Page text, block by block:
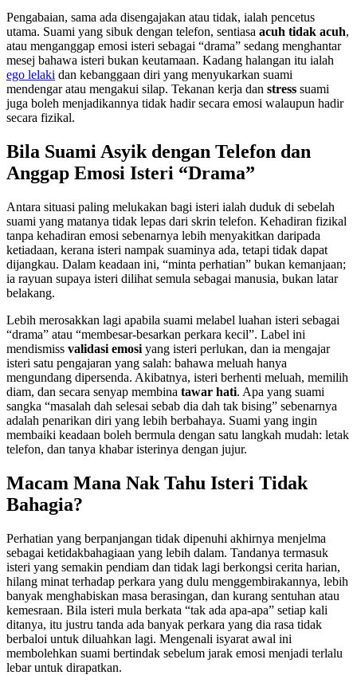
Pengabaian, sama ada disengajakan atau tidak, ialah pencetus
utama. Suami yang sibuk dengan telefon, sentiasa acuh tidak acuh,
atau menganggap emosi isteri sebagai “drama” sedang menghantar
mesej bahawa isteri bukan keutamaan. Kadang halangan itu ialah
ego lelaki dan kebanggaan diri yang menyukarkan suami
mendengar atau mengakui silap. Tekanan kerja dan stress suami
juga boleh menjadikannya tidak hadir secara emosi walaupun hadir
secara fizikal.
Bila Suami Asyik dengan Telefon dan
Anggap Emosi Isteri “Drama”
Antara situasi paling melukakan bagi isteri ialah duduk di sebelah
suami yang matanya tidak lepas dari skrin telefon. Kehadiran fizikal
tanpa kehadiran emosi sebenarnya lebih menyakitkan daripada
ketiadaan, kerana isteri nampak suaminya ada, tetapi tidak dapat
dijangkau. Dalam keadaan ini, “minta perhatian” bukan kemanjaan;
ia rayuan supaya isteri dilihat semula sebagai manusia, bukan latar
belakang.
Lebih merosakkan lagi apabila suami melabel luahan isteri sebagai
“drama” atau “membesar-besarkan perkara kecil”. Label ini
mendismiss validasi emosi yang isteri perlukan, dan ia mengajar
isteri satu pengajaran yang salah: bahawa meluah hanya
mengundang dipersenda. Akibatnya, isteri berhenti meluah, memilih
diam, dan secara senyap membina tawar hati. Apa yang suami
sangka “masalah dah selesai sebab dia dah tak bising” sebenarnya
adalah penarikan diri yang lebih berbahaya. Suami yang ingin
membaiki keadaan boleh bermula dengan satu langkah mudah: letak
telefon, dan tanya khabar isterinya dengan jujur.
Macam Mana Nak Tahu Isteri Tidak
Bahagia?
Perhatian yang berpanjangan tidak dipenuhi akhirnya menjelma
sebagai ketidakbahagiaan yang lebih dalam. Tandanya termasuk
isteri yang semakin pendiam dan tidak lagi berkongsi cerita harian,
hilang minat terhadap perkara yang dulu menggembirakannya, lebih
banyak menghabiskan masa berasingan, dan kurang sentuhan atau
kemesraan. Bila isteri mula berkata “tak ada apa-apa” setiap kali
ditanya, itu justru tanda ada banyak perkara yang dia rasa tidak
berbaloi untuk diluahkan lagi. Mengenali isyarat awal ini
membolehkan suami bertindak sebelum jarak emosi menjadi terlalu
lebar untuk dirapatkan.